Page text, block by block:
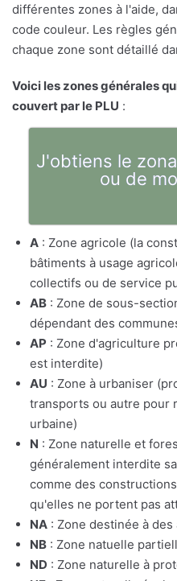
différentes zones à l'aide,
code couleur. Les règles
chaque zone sont détaillé
Voici les zones générales
couvert par le PLU :
J'obtiens le
ou de
A : Zone agricole (la
bâtiments à usage
collectifs ou de service
AB : Zone de sous-
dépendant des
AP : Zone d'agriculture
est interdite)
AU : Zone à urbaniser
transports ou autre pour
urbaine)
N : Zone naturelle et
généralement interdite
comme des
qu'elles ne portent pas
NA : Zone destinée à
NB : Zone natuelle
ND : Zone naturelle à